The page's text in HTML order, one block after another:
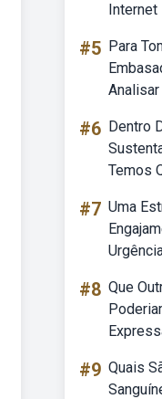
Internet
#5 Para
#6 Dentro
Temos
#7 Uma
#8 Que
#9 Quais